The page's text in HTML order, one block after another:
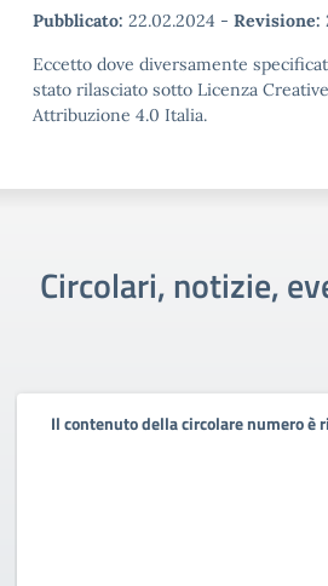
Pubblicato: 22.02.2024 - Revisione:
Eccetto dove diversamente
stato rilasciato sotto Licenza
Attribuzione 4.0 Italia.
Circolari, notizie,
Il contenuto della circolare numero è